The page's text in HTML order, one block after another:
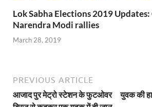
Lok Sabha Elections 2019
Narendra Modi rallies
March 28, 2019
PREVIOUS ARTICLE
आजाद पुर मेट्रो स्टेशन के फुटओवर
युवक की